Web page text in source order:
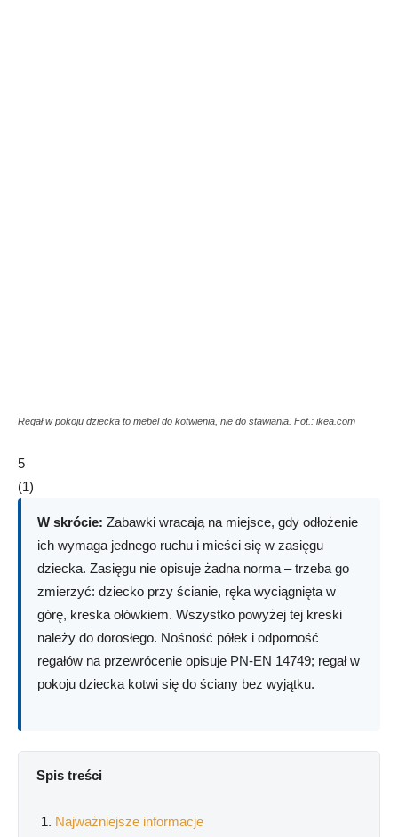
Regał w pokoju dziecka to mebel do kotwienia, nie do stawiania. Fot.: ikea.com
5
(1)
W skrócie: Zabawki wracają na miejsce, gdy odłożenie
ich wymaga jednego ruchu i mieści się w zasięgu
dziecka. Zasięgu nie opisuje żadna norma – trzeba go
zmierzyć: dziecko przy ścianie, ręka wyciągnięta w
górę, kreska ołówkiem. Wszystko powyżej tej kreski
należy do dorosłego. Nośność półek i odporność
regałów na przewrócenie opisuje PN-EN 14749; regał w
pokoju dziecka kotwi się do ściany bez wyjątku.
Spis treści
Najważniejsze informacje